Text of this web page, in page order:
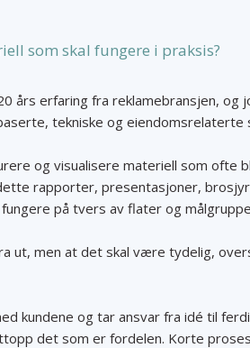
som skal fungere i praksis?
års erfaring fra reklamebransjen, og
tekniske og eiendomsrelaterte
og visualisere materiell som ofte
rapporter, presentasjoner,
på tvers av flater og
ut, men at det skal være tydelig,
kundene og tar ansvar fra idé til
det som er fordelen. Korte